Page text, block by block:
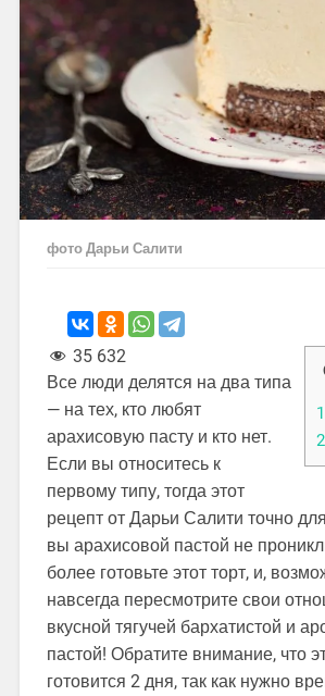
фото Дарьи Салити
1
2
35 632
Все люди делятся на два типа
— на тех, кто любят
арахисовую пасту и кто нет.
Если вы относитесь к
первому типу, тогда этот
рецепт от Дарьи Салити точно
вы арахисовой пастой не
более готовьте этот торт, и,
навсегда пересмотрите свои
вкусной тягучей бархатистой и
пастой! Обратите внимание, что
готовится 2 дня, так как нужно